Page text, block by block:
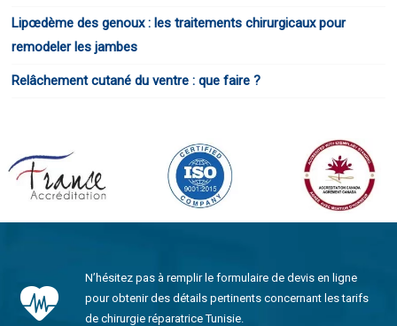
Lipœdème des genoux : les traitements chirurgicaux pour
remodeler les jambes
Relâchement cutané du ventre : que faire ?
N’hésitez pas à remplir le formulaire de devis en ligne
pour obtenir des détails pertinents concernant les tarifs
de chirurgie réparatrice Tunisie.